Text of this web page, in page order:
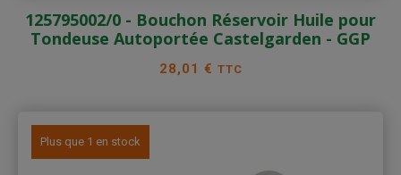
125795002/0 - Bouchon Réservoir Huile pour
Tondeuse Autoportée Castelgarden - GGP
Prix
28,01 € TTC
Plus que 1 en stock